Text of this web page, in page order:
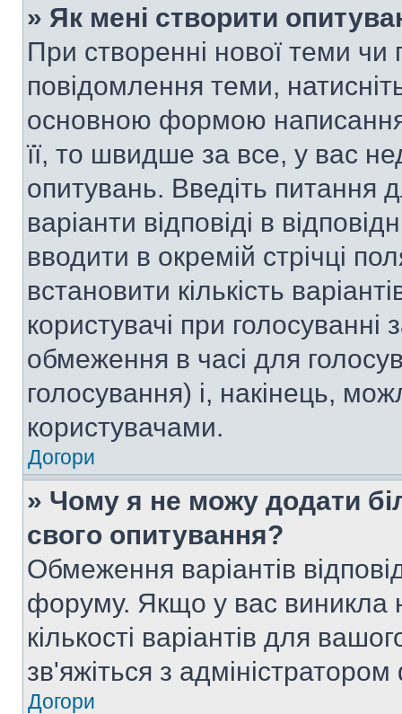
» Як мені створити
При створенні нової теми чи
повідомлення теми,
основною формою
її, то швидше за все, у вас
опитувань. Введіть питання
варіанти відповіді в
вводити в окремій стрічці
встановити кількість
користувачі при
обмеження в часі для
голосування) і, накінець,
користувачами.
Догори
» Чому я не можу додати
свого опитування?
Обмеження варіантів
форуму. Якщо у вас виникла
кількості варіантів для
зв'яжіться з
Догори